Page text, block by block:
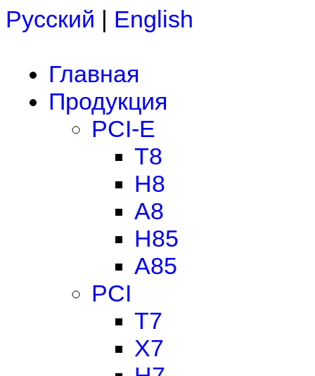
Русский | English
Главная
Продукция
PCI-E
T8
H8
A8
H85
A85
PCI
T7
X7